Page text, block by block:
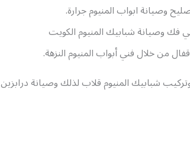
وصيانة ابواب المنيوم جرارة.
في فك وصيانة شبابيك المنيوم الكويت
من خلال فني أبواب المنيوم النزهة.
شبابيك المنيوم قلاب لذلك وصيانة درابزين